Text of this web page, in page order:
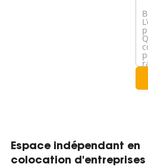
Espace indépendant en
colocation d'entreprises